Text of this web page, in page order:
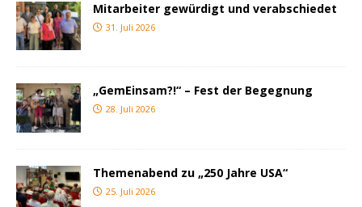
Mitarbeiter gewürdigt und verabschiedet
31. Juli 2026
„GemEinsam?!“ – Fest der Begegnung
28. Juli 2026
Themenabend zu „250 Jahre USA“
25. Juli 2026